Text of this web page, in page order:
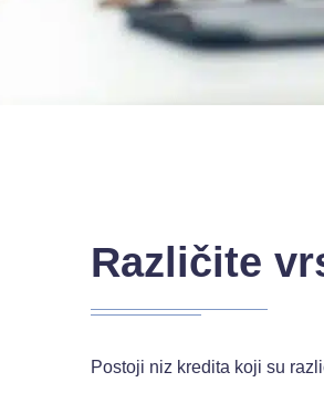
Različite
Postoji niz kredita koji su